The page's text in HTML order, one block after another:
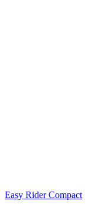
Easy Rider Compact